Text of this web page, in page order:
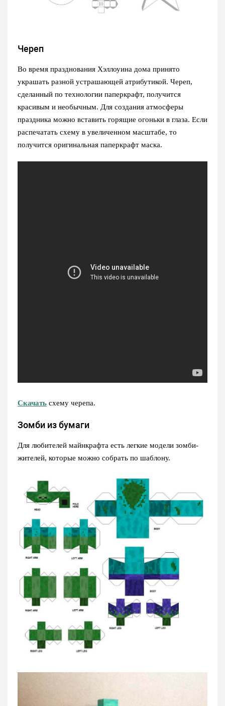
Череп
Во время празднования Хэллоуина дома принято
украшать разной устрашающей атрибутикой. Череп,
сделанный по технологии паперкрафт, получится
красивым и необычным. Для создания атмосферы
праздника можно вставить горящие огоньки в глаза. Если
распечатать схему в увеличенном масштабе, то
получится оригинальная паперкрафт маска.
Скачать схему черепа.
Зомби из бумаги
Для любителей майнкрафта есть легкие модели зомби-
жителей, которые можно собрать по шаблону.